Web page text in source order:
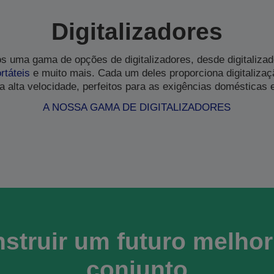
Digitalizadores
uma gama de opções de digitalizadores, desde
e muito mais. Cada um deles proporciona
alta velocidade, perfeitos para as exigências domésticas
A NOSSA GAMA DE DIGITALIZADORES
um futuro